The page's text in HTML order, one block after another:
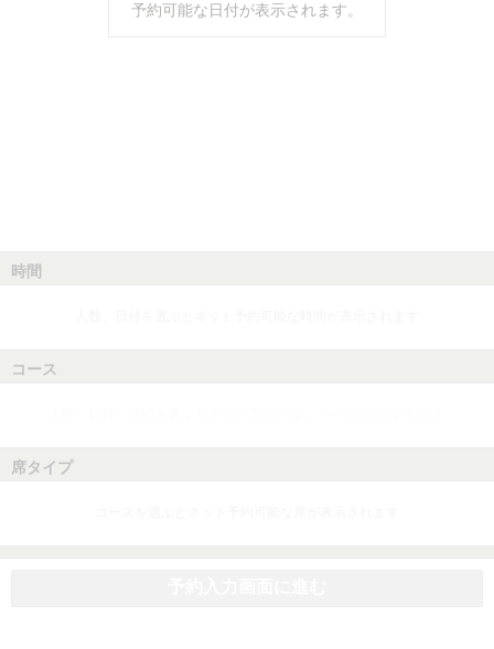
予約可能な日付が表示されます。
時間
コース
席タイプ